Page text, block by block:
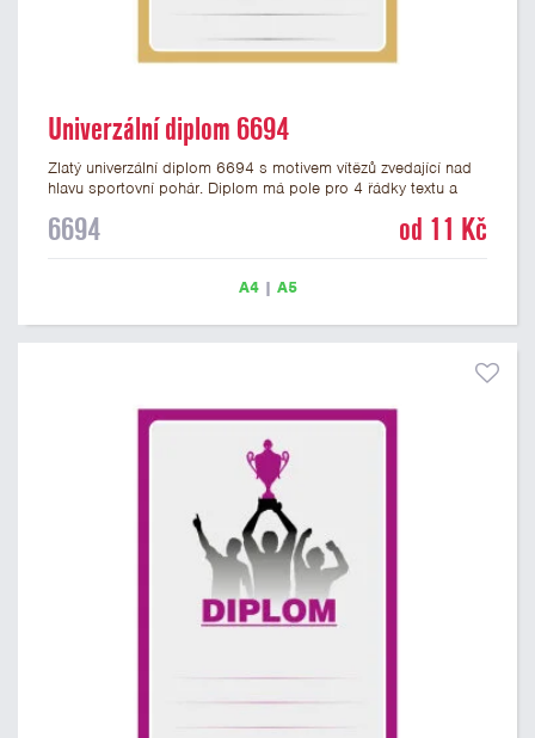
Univerzální diplom 6694
Zlatý univerzální diplom 6694 s motivem vítězů zvedající nad
hlavu sportovní pohár. Diplom má pole pro 4 řádky textu a
formátu A4 a A5. Tento univerzální diplom je vhodný pro
motivem vítězů s pohárem má gramáž 250 g/m2.
6694 od 11 Kč
A4| A5